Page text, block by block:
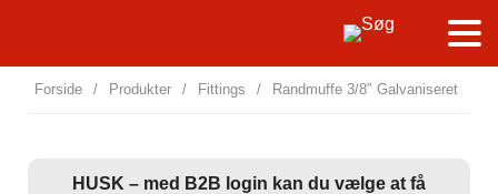
Forside / Produkter / Fittings / Randmuffe 3/8″ Galvaniseret
HUSK – med B2B login kan du vælge at få